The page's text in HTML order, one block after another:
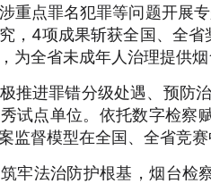
重点罪名犯罪等问题开展
，4项成果斩获全国、全
为全省未成年人治理提供
推进罪错分级处遇、预防
试点单位。依托数字检察
监督模型在全国、全省竞
牢法治防护根基，烟台检